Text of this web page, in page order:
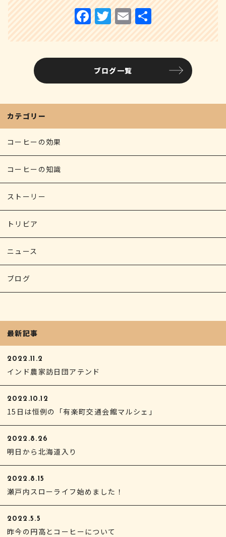
F
a
c
e
b
k
T
w
it
te
r
E
m
ai
l
共
有
ブログ一覧
カテゴリー
コーヒーの効果
コーヒーの知識
ストーリー
トリビア
ニュース
ブログ
最新記事
2022.11.2
インド農家訪日団アテンド
2022.10.12
15日は恒例の「有楽町交通会館マルシェ」
2022.8.26
明日から北海道入り
2022.8.15
瀬戸内スローライフ始めました！
2022.5.5
昨今の円高とコーヒーについて